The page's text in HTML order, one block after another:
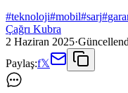
#teknoloji#mobil#sarj#
Çağrı Kubra
2 Haziran 2025·
Paylaş:f𝕏